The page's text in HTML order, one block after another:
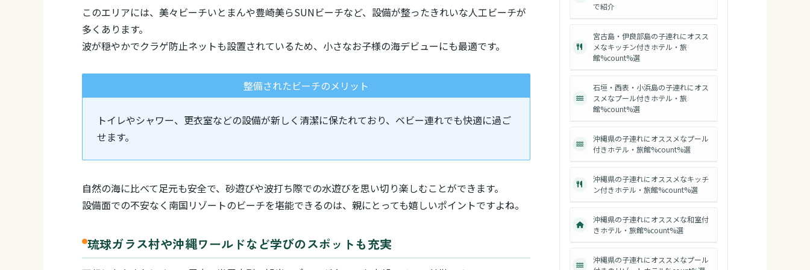
このエリアには、美々ビーチいとまんや豊崎美らSUNビーチなど、設備が整ったきれいな人工ビーチが
多くあります。
波が穏やかでクラゲ防止ネットも設置されているため、小さなお子様の海デビューにも最適です。
整備されたビーチのメリット
トイレやシャワー、更衣室などの設備が新しく清潔に保たれており、ベビー連れでも快適に過ご
せます。
自然の海に比べて足元も安全で、砂遊びや波打ち際での水遊びを思い切り楽しむことができます。
設備面での不安なく南国リゾートのビーチを堪能できるのは、親にとっても嬉しいポイントですよね。
琉球ガラス村や沖縄ワールドなど学びのスポットも充実
で紹介
宮古島・伊良部島の子連れにオスス
メなキッチン付きホテル・旅
館%count%選
石垣・西表・小浜島の子連れにオス
スメなプール付きホテル・旅
館%count%選
沖縄県の子連れにオススメなプール
付きホテル・旅館%count%選
沖縄県の子連れにオススメなキッチ
ン付きホテル・旅館%count%選
沖縄県の子連れにオススメな和室付
きホテル・旅館%count%選
沖縄県の子連れにオススメなプール